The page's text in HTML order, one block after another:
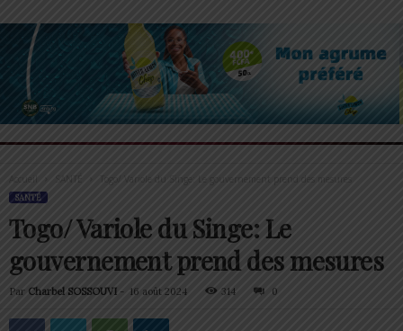
Accueil SANTÉ Togo/ Variole du Singe: Le gouvernement prend des mesures
SANTÉ
Togo/ Variole du Singe: Le
gouvernement prend des mesures
Par Charbel SOSSOUVI - 16 août 2024 314 0